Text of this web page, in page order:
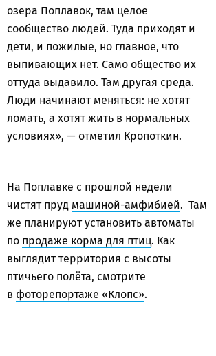
озера Поплавок, там целое
сообщество людей. Туда приходят и
дети, и пожилые, но главное, что
выпивающих нет. Само общество их
оттуда выдавило. Там другая среда.
Люди начинают меняться: не хотят
ломать, а хотят жить в нормальных
условиях», — отметил Кропоткин.
На Поплавке с прошлой недели
чистят пруд машиной-амфибией. Там
же планируют установить автоматы
по продаже корма для птиц. Как
выглядит территория с высоты
птичьего полёта, смотрите
в фоторепортаже «Клопс».